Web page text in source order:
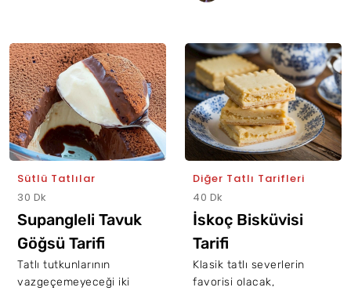
Sütlü Tatlılar
30 Dk
Supangleli Tavuk
Göğsü Tarifi
Tatlı tutkunlarının
vazgeçemeyeceği iki
Diğer Tatlı Tarifleri
40 Dk
İskoç Bisküvisi
Tarifi
Klasik tatlı severlerin
favorisi olacak,